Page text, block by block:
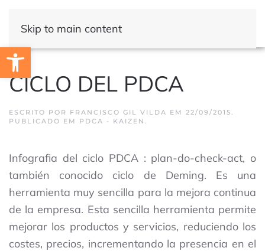
Skip to main content
CICLO DEL PDCA
ESCRITO POR FRANCISCO GIL VILDA EM 22/09/2015.
PUBLICADO EM PDCA - KAIZEN .
Infografia del ciclo PDCA : plan-do-check-act, o
también conocido ciclo de Deming. Es una
herramienta muy sencilla para la mejora continua
de la empresa. Esta sencilla herramienta permite
mejorar los productos y servicios, reduciendo los
costes, precios, incrementando la presencia en el
Open toolbar